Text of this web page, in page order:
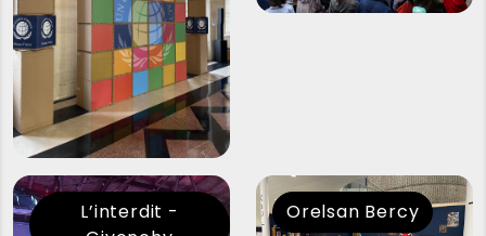
L’interdit -
Orelsan Bercy